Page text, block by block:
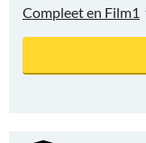
Compleet en Film1